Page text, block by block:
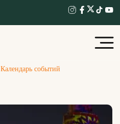
Календарь событий